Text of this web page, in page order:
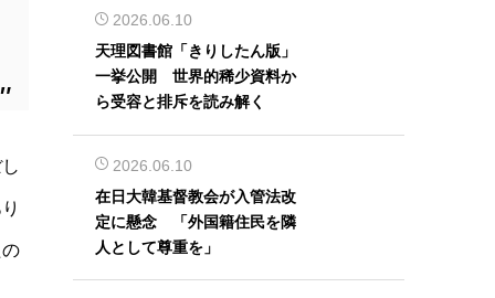
2026.06.10
天理図書館「きりしたん版」
一挙公開 世界的稀少資料か
ら受容と排斥を読み解く
2026.06.10
在日大韓基督教会が入管法改
定に懸念 「外国籍住民を隣
人として尊重を」